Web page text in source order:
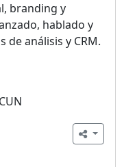
branding y
hablado y
análisis y CRM.